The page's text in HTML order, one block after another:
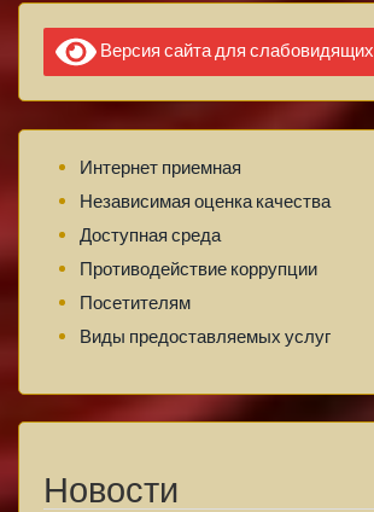
Версия сайта для слабовидящих
Интернет приемная
Независимая оценка качества
Доступная среда
Противодействие коррупции
Посетителям
Виды предоставляемых услуг
Новости